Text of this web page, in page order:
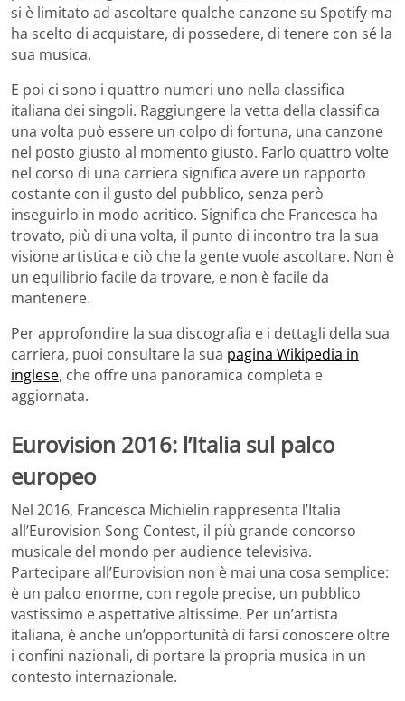
si è limitato ad ascoltare qualche canzone su Spotify ma
ha scelto di acquistare, di possedere, di tenere con sé la
sua musica.
E poi ci sono i quattro numeri uno nella classifica
italiana dei singoli. Raggiungere la vetta della classifica
una volta può essere un colpo di fortuna, una canzone
nel posto giusto al momento giusto. Farlo quattro volte
nel corso di una carriera significa avere un rapporto
costante con il gusto del pubblico, senza però
inseguirlo in modo acritico. Significa che Francesca ha
trovato, più di una volta, il punto di incontro tra la sua
visione artistica e ciò che la gente vuole ascoltare. Non è
un equilibrio facile da trovare, e non è facile da
mantenere.
Per approfondire la sua discografia e i dettagli della sua
carriera, puoi consultare la sua pagina Wikipedia in
inglese, che offre una panoramica completa e
aggiornata.
Eurovision 2016: l’Italia sul palco
europeo
Nel 2016, Francesca Michielin rappresenta l’Italia
all’Eurovision Song Contest, il più grande concorso
musicale del mondo per audience televisiva.
Partecipare all’Eurovision non è mai una cosa semplice:
è un palco enorme, con regole precise, un pubblico
vastissimo e aspettative altissime. Per un’artista
italiana, è anche un’opportunità di farsi conoscere oltre
i confini nazionali, di portare la propria musica in un
contesto internazionale.